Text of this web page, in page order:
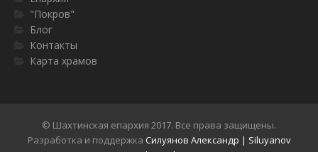
"Покров"
Блог
Контакты
Карта храмов
© Шахтинская епархия 2017. Все права защищены.
Разработка и поддержка Силуянов Александр | Siluyanov